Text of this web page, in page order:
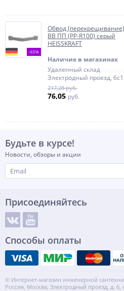
-65%
Обвод
ВВ ПП (PP-R100) серый
HEISSKRAFT
Наличие в магазинах
Удаленный склад
Электродный проезд, 6с1
217,28 руб.
76,05 руб.
Будьте в курсе!
Новости, обзоры и акции
Присоединяйтесь
Способы оплаты
© Интернет-магазин инженерной
Россия, Москва, Электродный проезд, д. 6,